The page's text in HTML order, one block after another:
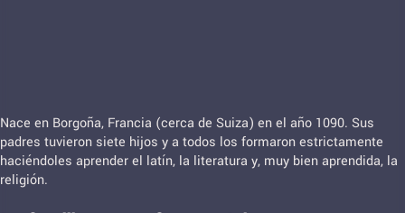
Nace en Borgoña, Francia (cerca de Suiza) en el año 1090. Sus
padres tuvieron siete hijos y a todos los formaron estrictamente
haciéndoles aprender el latín, la literatura y, muy bien aprendida, la
religión.